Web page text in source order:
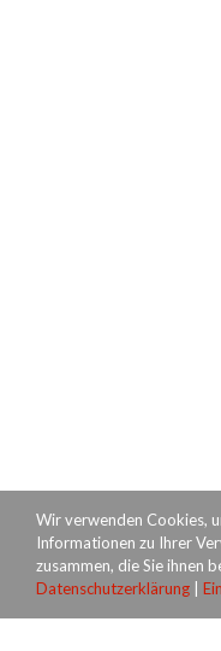
Wir verwenden Cookies,
Informationen zu Ihrer
zusammen, die Sie ihnen
Datenschutzerklärung